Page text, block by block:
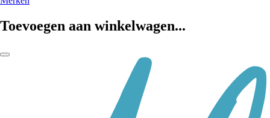
Toevoegen aan winkelwagen...